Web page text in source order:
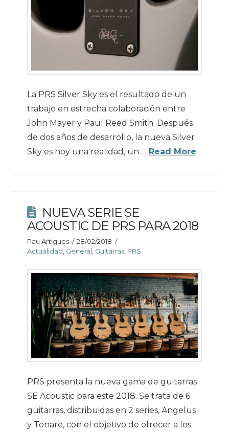
La PRS Silver Sky es el resultado de un
trabajo en estrecha colaboración entre
John Mayer y Paul Reed Smith. Después
de dos años de desarrollo, la nueva Silver
Sky es hoy una realidad, un … Read More
NUEVA SERIE SE
ACOUSTIC DE PRS PARA 2018
Pau Artigues
28/02/2018
Actualidad General Guitarras, PRS
PRS presenta la nueva gama de guitarras
SE Acoustic para este 2018. Se trata de 6
guitarras, distribuidas en 2 series, Angelus
y Tonare, con el objetivo de ofrecer a los